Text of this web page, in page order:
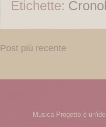
Etichette:
Post più recente
Musica Progetto è